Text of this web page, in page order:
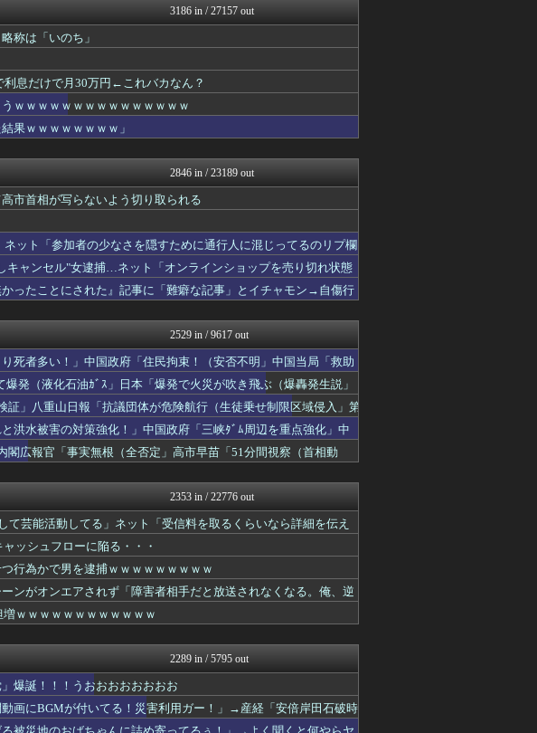
みそパンNEWS
末路
モッコスヌ〜ン
（UAE）...
略称「いのち...
あじあニュースちゃんねる
理想ちゃんねる
にゅーすアルー！
警察・消防「」
ｗｗ...
watch＠２ちゃんねる
身刑...
痛いニュース(ﾉ∀`)
保守速報
ー！」→最悪す...
オレ的ゲーム速報＠刃
幸、「尊重し合...
まとめたニュース
ゼロを公約に掲...
反日愚国 恨寓瘻
NEWSまとめもりー｜2c...
規模を上回る...
軍事・ミリタリー速報☆彡
29万人がポイ...
おーるじゃんる
端に市場が動き...
U-1 NEWS.
する！」と宣言...
政経ワロスまとめニュース♪
保守速報
葬される
watch＠２ちゃんねる
罪コメント...
痛いニュース(ﾉ∀`)
常識的に考えた
程度にムキにな...
投資ちゃんねる
」
黒マッチョニュース
減益
みそパンNEWS
レに」[8/...
国難にあってもの申す！！
ゆめ痛 -自動車まとめブロ...
3186 in / 27157 out
称は「いのち」
息だけで月30万円←これバカなん？
ｗｗｗｗｗｗｗｗｗｗｗｗｗｗｗ
果ｗｗｗｗｗｗｗｗ」
2846 in / 23189 out
市首相が写らないよう切り取られる
ット「参加者の少なさを隠すために通行人に混じってるのリプ欄
キャンセル"女逮捕…ネット「オンラインショップを売り切れ状態
ったことにされた』記事に「難癖な記事」とイチャモン→自傷行
2529 in / 9617 out
死者多い！」中国政府「住民拘束！（安否不明」中国当局「救助
発（液化石油ｶﾞｽ」日本「爆発で火災が吹き飛ぶ（爆轟発生説」
」八重山日報「抗議団体が危険航行（生徒乗せ制限区域侵入」第
洪水被害の対策強化！」中国政府「三峡ﾀﾞﾑ周辺を重点強化」中
広報官「事実無根（全否定」高市早苗「51分間視察（首相動
2353 in / 22776 out
て芸能活動してる」ネット「受信料を取るくらいなら詳細を伝え
ッシュフローに陥る・・・
行為かで男を逮捕ｗｗｗｗｗｗｗｗｗ
ンがオンエアされず「障害者相手だと放送されなくなる。俺、逆
ｗｗｗｗｗｗｗｗｗｗｗｗ
2289 in / 5795 out
爆誕！！！うおおおおおおおお
画にBGMが付いてる！災害利用ガー！」→産経「安倍岸田石破時